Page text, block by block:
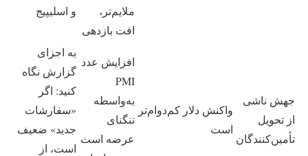
ملایم‌تر،
افت بازدهی
و اسلیپیج
جهش ناشی
از تحویل
تأمین‌کنندگان
واکنش دلار کم‌دوام‌تر
است
افزایش عدد
PMI
به‌واسطه
تنگنای
عرضه است
به اجزای
گزارش نگاه
کنید: اگر
«سفارشات
جدید» ضعیف
است، از